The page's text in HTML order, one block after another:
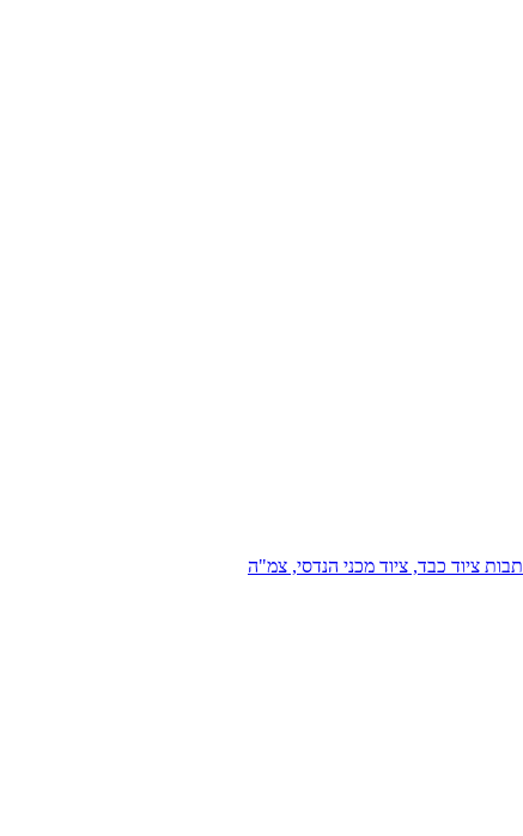
ציוד כבד, ציוד מכני הנדסי, צמ"ה